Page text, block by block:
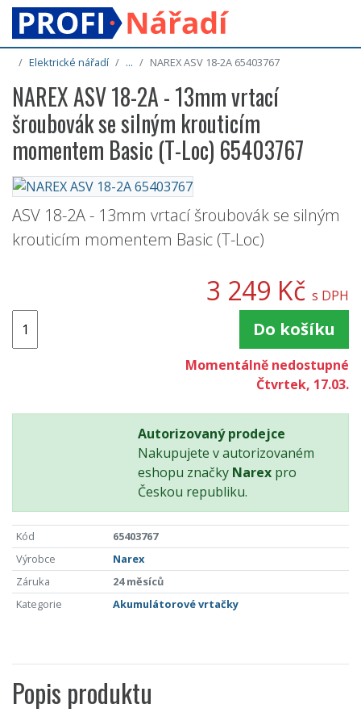
Elektrické nářadí ... NAREX ASV 18-2A 65403767
NAREX ASV 18-2A - 13mm vrtací
šroubovák se silným krouticím
momentem Basic (T-Loc) 65403767
ASV 18-2A - 13mm vrtací šroubovák se silným
krouticím momentem Basic (T-Loc)
3 249 Kč s DPH
Do košíku
Momentálně nedostupné
Čtvrtek, 17.03.
Autorizovaný prodejce
Nakupujete v autorizovaném
eshopu značky Narex pro
Českou republiku.
Kód
65403767
Výrobce
Narex
Záruka
24 měsíců
Kategorie
Akumulátorové vrtačky
Popis produktu